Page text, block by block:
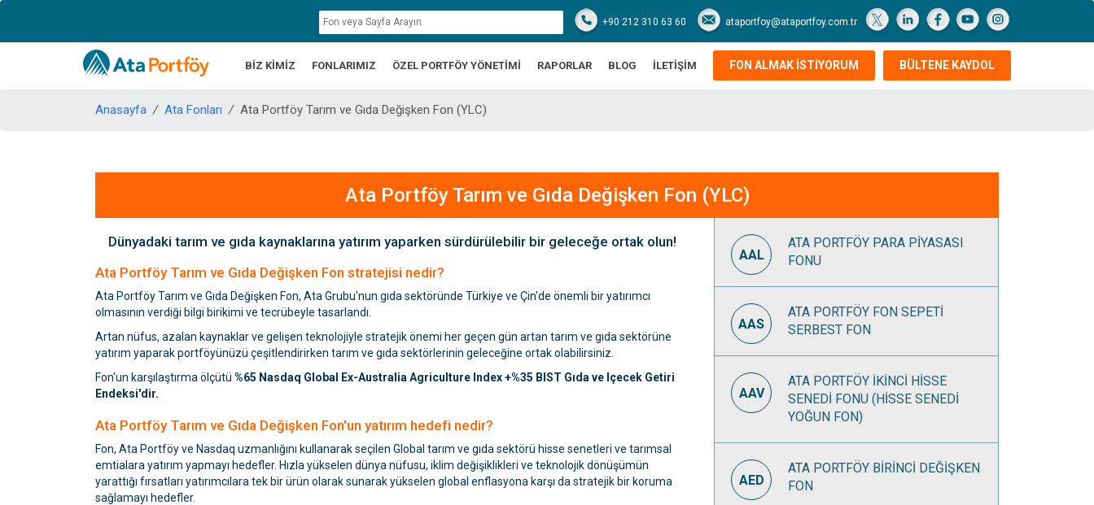
+90 212 310 63 60 ataportfoy@ataportfoy.com.tr
BİZ KİMİZ FONLARIMIZ ÖZEL PORTFÖY YÖNETİMİ RAPORLAR BLOG İLETİŞİM BÜLTENE KAYDOL
FON ALMAK İSTİYORUM
Anasayfa / Ata Fonları / Ata Portföy Tarım ve Gıda Değişken Fon (YLC)
Ata Portföy Tarım ve Gıda Değişken Fon (YLC)
Dünyadaki tarım ve gıda kaynaklarına yatırım yaparken sürdürülebilir bir geleceğe ortak olun!
Ata Portföy Tarım ve Gıda Değişken Fon stratejisi nedir?
Ata Portföy Tarım ve Gıda Değişken Fon, Ata Grubu'nun gıda sektöründe Türkiye ve Çin'de önemli bir yatırımcı
olmasının verdiği bilgi birikimi ve tecrübeyle tasarlandı.
Artan nüfus, azalan kaynaklar ve gelişen teknolojiyle stratejik önemi her geçen gün artan tarım ve gıda sektörüne
yatırım yaparak portföyünüzü çeşitlendirirken tarım ve gıda sektörlerinin geleceğine ortak olabilirsiniz.
Fon'un karşılaştırma ölçütü %65 Nasdaq Global Ex-Australia Agriculture Index +%35 BIST Gıda ve Içecek Getiri
Endeksi'dir.
Ata Portföy Tarım ve Gıda Değişken Fon'un yatırım hedefi nedir?
Fon, Ata Portföy ve Nasdaq uzmanlığını kullanarak seçilen Global tarım ve gıda sektörü hisse senetleri ve tarımsal
emtialara yatırım yapmayı hedefler. Hızla yükselen dünya nüfusu, iklim değişiklikleri ve teknolojik dönüşümün
yarattığı fırsatları yatırımcılara tek bir ürün olarak sunarak yükselen global enflasyona karşı da stratejik bir koruma
sağlamayı hedefler.
AAL
ATA PORTFÖY PARA PİYASASI
FONU
AAS
ATA PORTFÖY FON SEPETİ
SERBEST FON
AAV
ATA PORTFÖY İKİNCİ HİSSE
SENEDİ FONU (HİSSE SENEDİ
YOĞUN FON)
AED
ATA PORTFÖY BİRİNCİ DEĞİŞKEN
FON